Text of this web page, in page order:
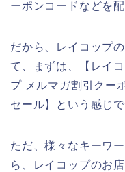
ーポンコードなどを
だから、レイコップ
て、まずは、【レイ
プ メルマガ割引クー
セール】という感じ
ただ、様々なキーワ
ら、レイコップのお